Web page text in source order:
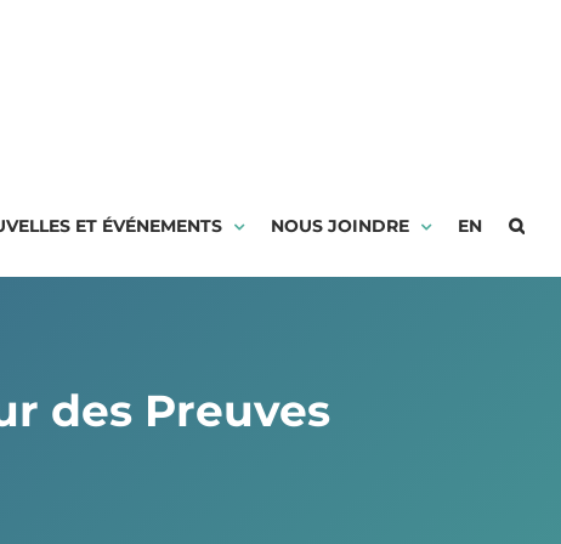
ET ÉVÉNEMENTS NOUS JOINDRE EN
des Preuves